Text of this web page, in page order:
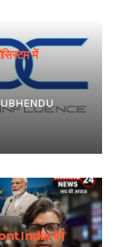
में
India का